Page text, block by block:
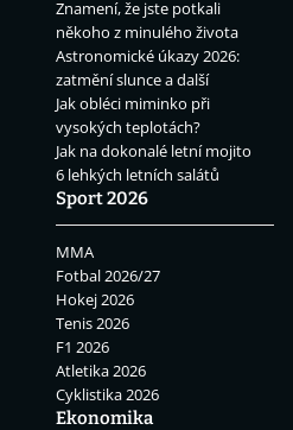
Znamení, že jste potkali
někoho z minulého života
Astronomické úkazy 2026:
zatmění slunce a další
Jak obléci miminko při
vysokých teplotách?
Jak na dokonalé letní mojito
6 lehkých letních salátů
Sport 2026
MMA
Fotbal 2026/27
Hokej 2026
Tenis 2026
F1 2026
Atletika 2026
Cyklistika 2026
Ekonomika